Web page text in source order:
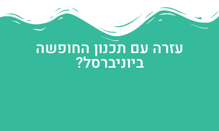
עזרה עם תכנון החופשה
ביוניברסל?